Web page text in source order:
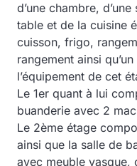
d’une chambre,
table et de la cuisine
cuisson, frigo,
rangement ainsi
l’équipement de cet
Le 1er quant à lui
buanderie avec 2
Le 2ème étage
ainsi que la salle de
avec meuble vasque,